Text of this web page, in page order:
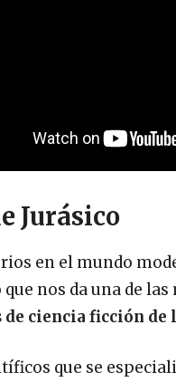
Jurásico
en el mundo
que nos da una de
ciencia ficción de
que se